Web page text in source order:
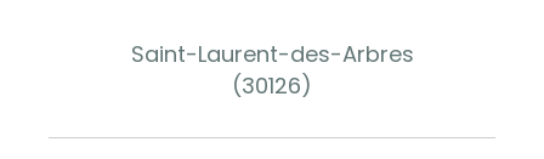
Saint-Laurent-des-Arbres
(30126)